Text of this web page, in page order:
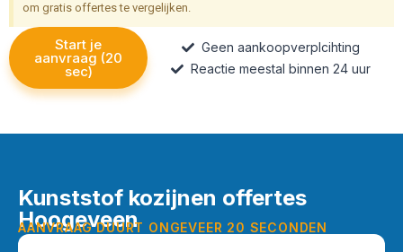
om gratis offertes te vergelijken.
Start je
aanvraag (20
sec)
Geen aankoopverplcihting
Reactie meestal binnen 24 uur
Kunststof kozijnen offertes
Hoogeveen
AANVRAAG DUURT ONGEVEER 20 SECONDEN